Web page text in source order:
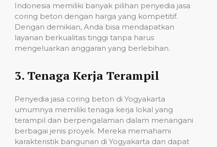
Indonesia memiliki banyak pilihan penyedia jasa
coring beton dengan harga yang kompetitif.
Dengan demikian, Anda bisa mendapatkan
layanan berkualitas tinggi tanpa harus
mengeluarkan anggaran yang berlebihan.
3. Tenaga Kerja Terampil
Penyedia jasa coring beton di Yogyakarta
umumnya memiliki tenaga kerja lokal yang
terampil dan berpengalaman dalam menangani
berbagai jenis proyek. Mereka memahami
karakteristik bangunan di Yogyakarta dan dapat